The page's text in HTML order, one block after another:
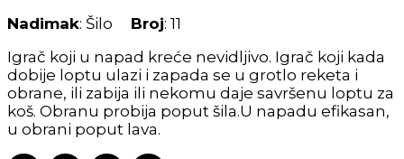
Nadimak: Šilo Broj: 11
Igrač koji u napad kreće nevidljivo. Igrač koji kada
dobije loptu ulazi i zapada se u grotlo reketa i
obrane, ili zabija ili nekomu daje savršenu loptu za
koš. Obranu probija poput šila.U napadu efikasan,
u obrani poput lava.